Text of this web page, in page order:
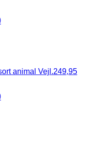
animal Vejl.249,95